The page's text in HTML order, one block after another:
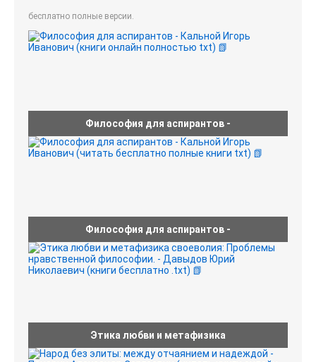
бесплатно полные версии.
Философия для аспирантов -
Философия для аспирантов -
Этика любви и метафизика